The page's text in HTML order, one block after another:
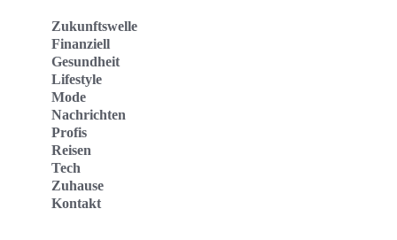
Zukunftswelle
Finanziell
Gesundheit
Lifestyle
Mode
Nachrichten
Profis
Reisen
Tech
Zuhause
Kontakt